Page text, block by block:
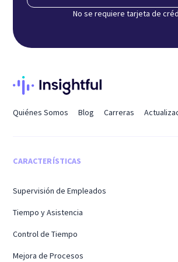
No se requiere tarjeta de
Quiénes Somos Blog Carreras
CARACTERÍSTICAS
Supervisión de Empleados
Tiempo y Asistencia
Control de Tiempo
Mejora de Procesos